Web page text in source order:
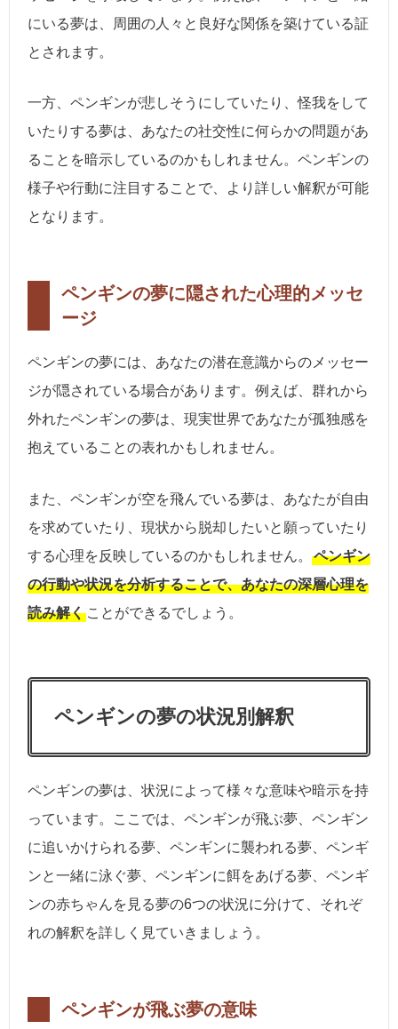
にいる夢は、周囲の人々と良好な関係を築けている証
とされます。
一方、ペンギンが悲しそうにしていたり、怪我をして
いたりする夢は、あなたの社交性に何らかの問題があ
ることを暗示しているのかもしれません。ペンギンの
様子や行動に注目することで、より詳しい解釈が可能
となります。
ペンギンの夢に隠された心理的メッセ
ージ
ペンギンの夢には、あなたの潜在意識からのメッセー
ジが隠されている場合があります。例えば、群れから
外れたペンギンの夢は、現実世界であなたが孤独感を
抱えていることの表れかもしれません。
また、ペンギンが空を飛んでいる夢は、あなたが自由
を求めていたり、現状から脱却したいと願っていたり
する心理を反映しているのかもしれません。
ペンギン
の行動や状況を分析することで、あなたの深層心理を
読み解く ことができるでしょう。
ペンギンの夢の状況別解釈
ペンギンの夢は、状況によって様々な意味や暗示を持
っています。ここでは、ペンギンが飛ぶ夢、ペンギン
に追いかけられる夢、ペンギンに襲われる夢、ペンギ
ンと一緒に泳ぐ夢、ペンギンに餌をあげる夢、ペンギ
ンの赤ちゃんを見る夢の6つの状況に分けて、それぞ
れの解釈を詳しく見ていきましょう。
ペンギンが飛ぶ夢の意味